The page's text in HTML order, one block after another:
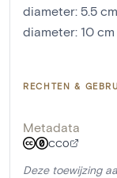
diameter: 5.5 cm
diameter: 10 cm
RECHTEN &
Metadata
CC0
Deze toewijzing